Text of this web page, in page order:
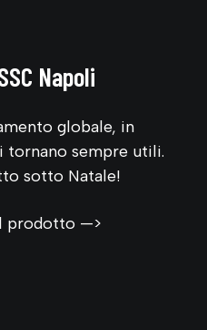
Napoli
globale, in
tornano sempre utili.
sotto Natale!
prodotto —>